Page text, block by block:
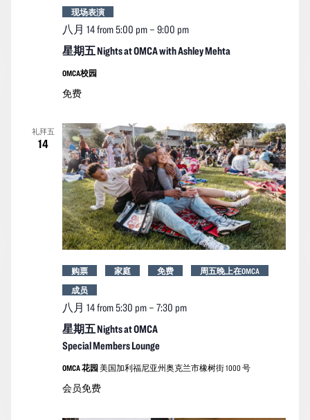
星期五 Nights at OMCA with Ashley Mehta
八月 14 from 5:00 pm– 9:00 pm
现场表演
OMCA校园
免费
礼拜五
14
星期五 Nights at OMCA
Special Members Lounge
八月 14 from 5:30 pm– 7:30 pm
购票 家庭 免费
周五晚上在OMCA
成员
OMCA 花园 美国加利福尼亚州奥克兰市橡树街 1000 号
会员免费